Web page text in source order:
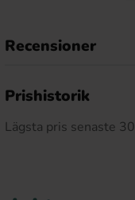
Recensioner
Prishistorik
Lägsta pris senaste